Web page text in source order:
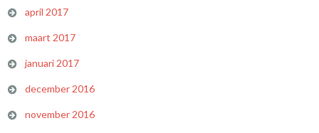
april 2017
maart 2017
januari 2017
december 2016
november 2016